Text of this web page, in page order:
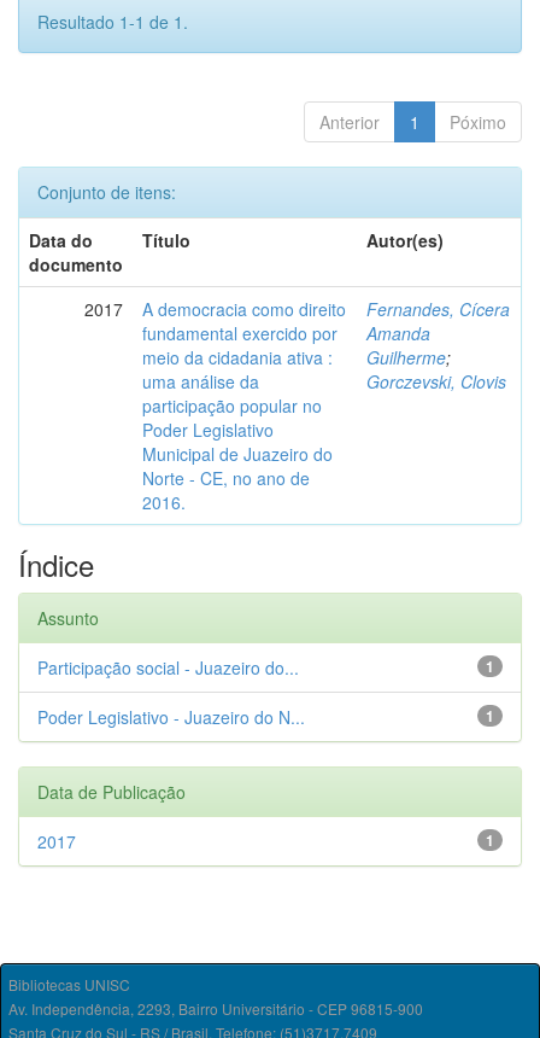
Resultado 1-1 de 1.
Anterior 1 Póximo
Conjunto de itens:
Data do
documento
Título Autor(es)
2017
A democracia como direito
fundamental exercido por
meio da cidadania ativa :
uma análise da
participação popular no
Poder Legislativo
Municipal de Juazeiro do
Norte - CE, no ano de
2016.
Fernandes, Cícera
Amanda
Guilherme;
Gorczevski, Clovis
Índice
Assunto
1
Participação social - Juazeiro do...
1
Poder Legislativo - Juazeiro do N...
Data de Publicação
1
2017
Bibliotecas UNISC
Av. Independência, 2293, Bairro Universitário - CEP 96815-900
Santa Cruz do Sul - RS / Brasil. Telefone: (51)3717.7409